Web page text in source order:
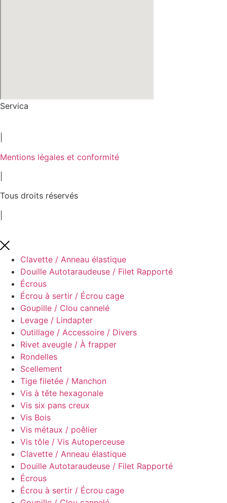
Servica
Mentions légales et conformité
Tous droits réservés
Clavette / Anneau élastique
Douille Autotaraudeuse / Filet Rapporté
Écrous
Écrou à sertir / Écrou cage
Goupille / Clou cannelé
Levage / Lindapter
Outillage / Accessoire / Divers
Rivet aveugle / À frapper
Rondelles
Scellement
Tige filetée / Manchon
Vis à tête hexagonale
Vis six pans creux
Vis Bois
Vis métaux / poêlier
Vis tôle / Vis Autoperceuse
Clavette / Anneau élastique
Douille Autotaraudeuse / Filet Rapporté
Écrous
Écrou à sertir / Écrou cage